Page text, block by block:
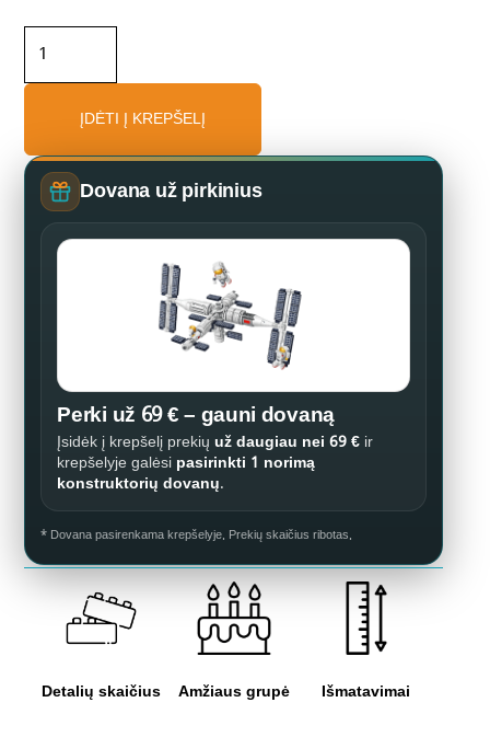
Konstruktorius
raudonas
sportinisĮDĖTI Į KREPŠELĮ
Dovana už pirkinius
Perki už 69 € – gauni dovaną
Įsidėk į krepšelį prekiųuž daugiau nei 69 € ir
krepšelyje galėsi pasirinkti 1 norimą
konstruktorių dovanų.
* Dovana pasirenkama krepšelyje. Prekių skaičius ribotas.
Detalių skaičius Amžiaus grupė Išmatavimai